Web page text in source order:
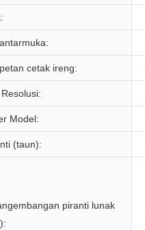
cetak ireng:
Model:
(taun):
piranti lunak